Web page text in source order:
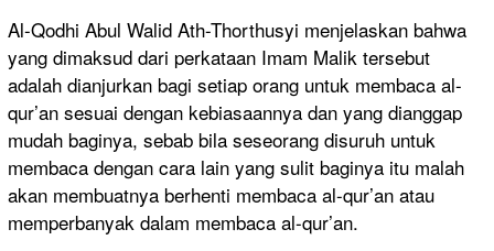
Al-Qodhi Abul Walid Ath-Thorthusyi menjelaskan bahwa
yang dimaksud dari perkataan Imam Malik tersebut
adalah dianjurkan bagi setiap orang untuk membaca al-
qur’an sesuai dengan kebiasaannya dan yang dianggap
mudah baginya, sebab bila seseorang disuruh untuk
membaca dengan cara lain yang sulit baginya itu malah
akan membuatnya berhenti membaca al-qur’an atau
memperbanyak dalam membaca al-qur’an.